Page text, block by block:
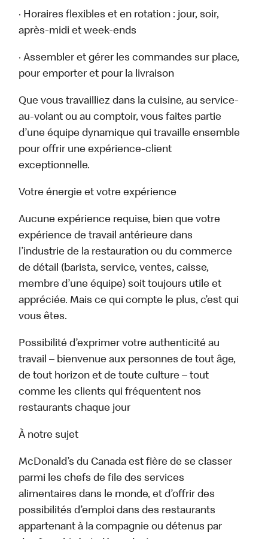
· Horaires flexibles et en rotation : jour, soir,
après-midi et week-ends
· Assembler et gérer les commandes sur place,
pour emporter et pour la livraison
Que vous travailliez dans la cuisine, au service-
au-volant ou au comptoir, vous faites partie
d’une équipe dynamique qui travaille ensemble
pour offrir une expérience-client
exceptionnelle.
Votre énergie et votre expérience
Aucune expérience requise, bien que votre
expérience de travail antérieure dans
l’industrie de la restauration ou du commerce
de détail (barista, service, ventes, caisse,
membre d’une équipe) soit toujours utile et
appréciée. Mais ce qui compte le plus, c’est qui
vous êtes.
Possibilité d’exprimer votre authenticité au
travail – bienvenue aux personnes de tout âge,
de tout horizon et de toute culture – tout
comme les clients qui fréquentent nos
restaurants chaque jour
À notre sujet
McDonald’s du Canada est fière de se classer
parmi les chefs de file des services
alimentaires dans le monde, et d’offrir des
possibilités d’emploi dans des restaurants
appartenant à la compagnie ou détenus par